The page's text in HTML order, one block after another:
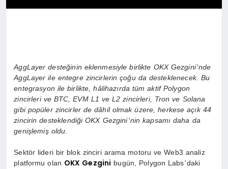
AggLayer desteğinin eklenmesiyle birlikte OKX Gezgini’nde
AggLayer ile entegre zincirlerin çoğu da desteklenecek. Bu
entegrasyon ile birlikte, hâlihazırda tüm aktif Polygon
zincirleri ve BTC, EVM L1 ve L2 zincirleri, Tron ve Solana
gibi popüler zincirler de dâhil olmak üzere, herkese açık 44
zincirin desteklendiği OKX Gezgini’nin kapsamı daha da
genişlemiş oldu.
Sektör lideri bir blok zinciri arama motoru ve Web3 analiz
platformu olan OKX Gezgini bugün, Polygon Labs’daki